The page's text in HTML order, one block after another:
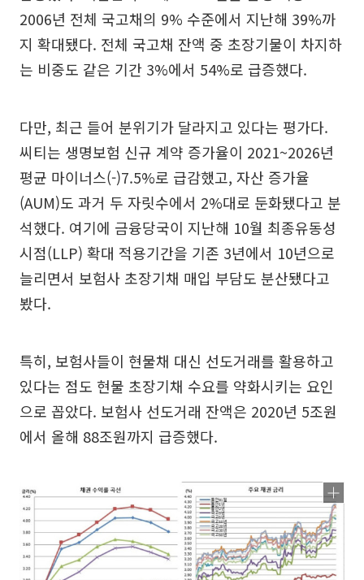
2006년 전체 국고채의 9% 수준에서 지난해 39%까
지 확대됐다. 전체 국고채 잔액 중 초장기물이 차지하
는 비중도 같은 기간 3%에서 54%로 급증했다.
다만, 최근 들어 분위기가 달라지고 있다는 평가다.
씨티는 생명보험 신규 계약 증가율이 2021~2026년
평균 마이너스(-)7.5%로 급감했고, 자산 증가율
(AUM)도 과거 두 자릿수에서 2%대로 둔화됐다고 분
석했다. 여기에 금융당국이 지난해 10월 최종유동성
시점(LLP) 확대 적용기간을 기존 3년에서 10년으로
늘리면서 보험사 초장기채 매입 부담도 분산됐다고
봤다.
특히, 보험사들이 현물채 대신 선도거래를 활용하고
있다는 점도 현물 초장기채 수요를 약화시키는 요인
으로 꼽았다. 보험사 선도거래 잔액은 2020년 5조원
에서 올해 88조원까지 급증했다.